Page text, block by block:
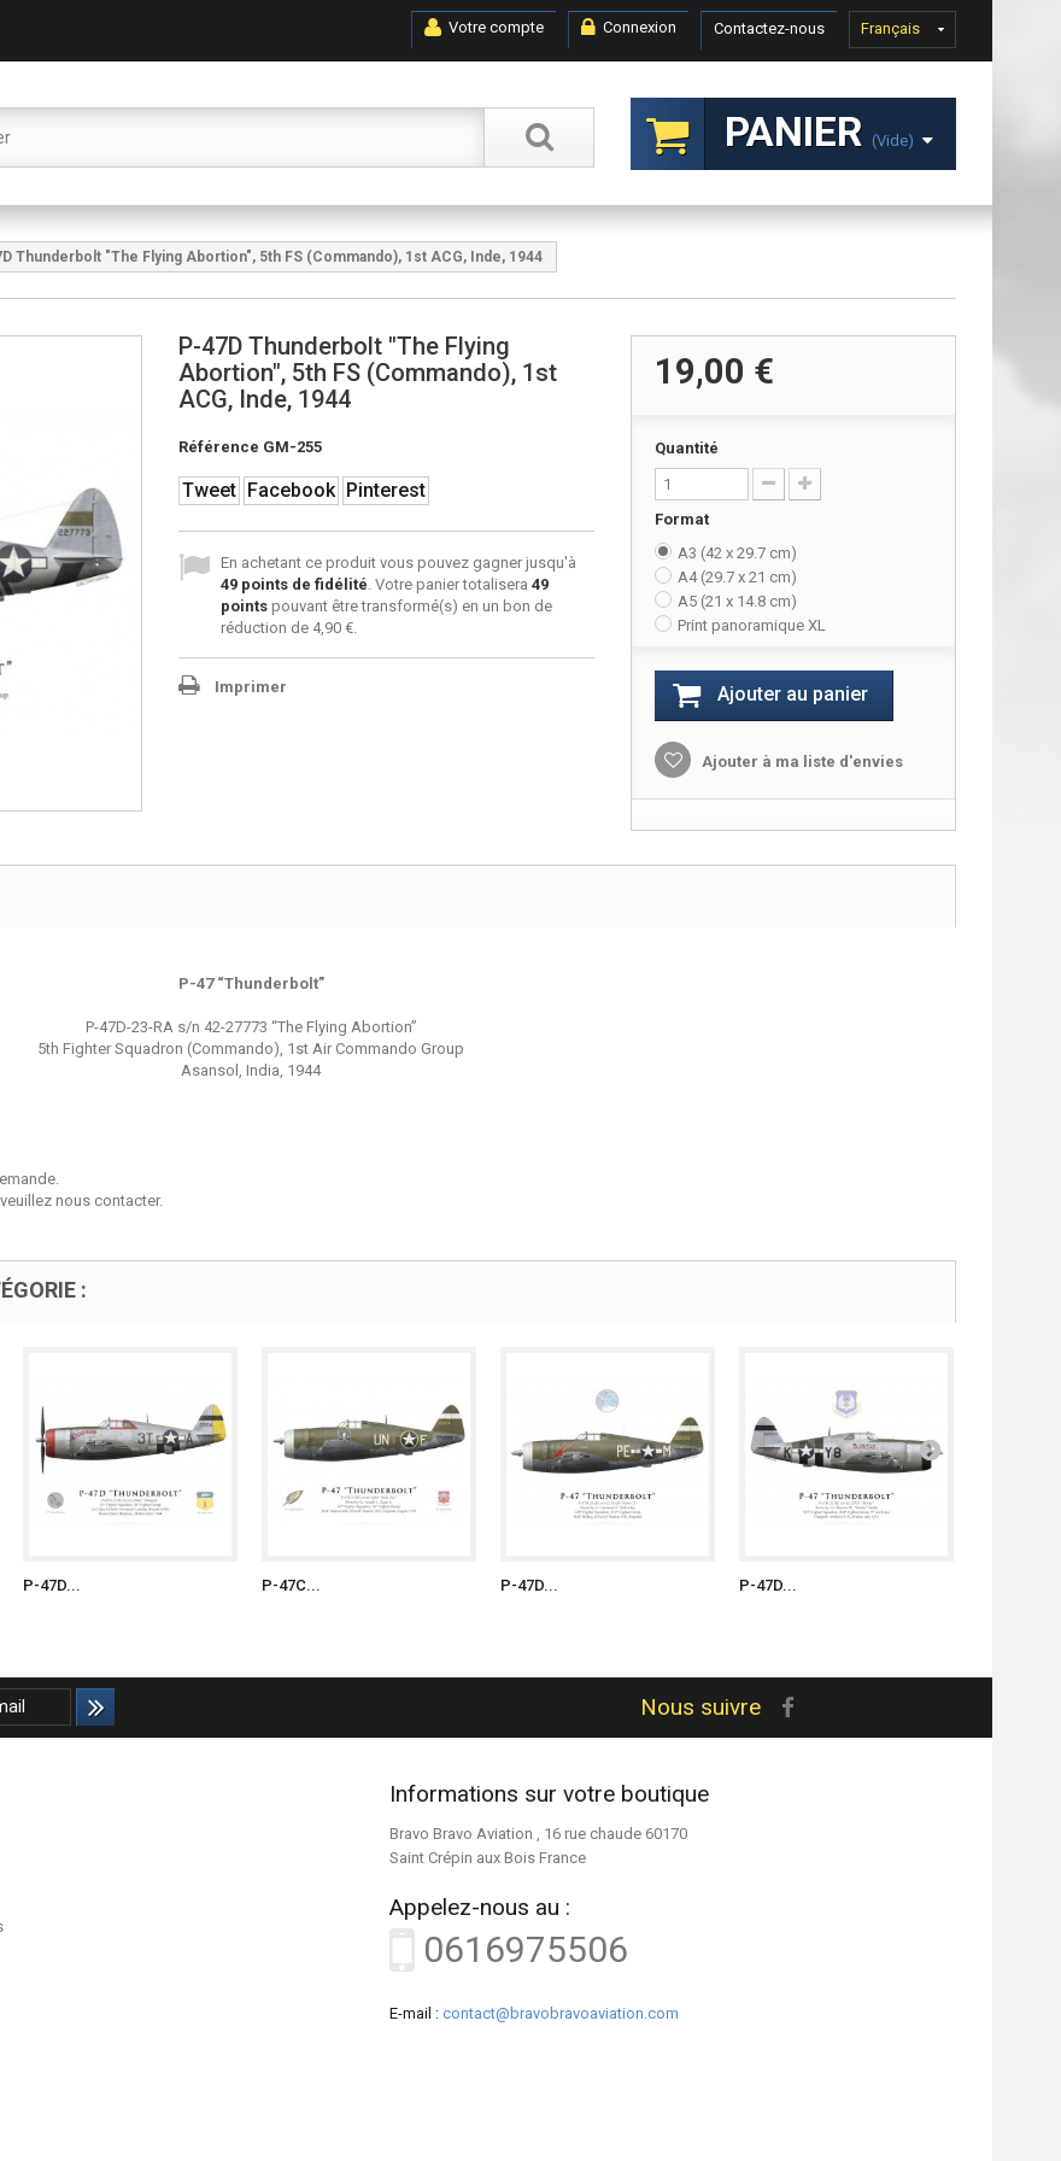
Français
Contactez-nous
Connexion
Votre compte
PANIER (vide)
Thunderbolt "The Flying Abortion", 5th FS (Commando), 1st ACG, Inde, 1944
P-47D Thunderbolt "The Flying
Abortion", 5th FS (Commando), 1st
ACG, Inde, 1944
Référence GM-255
Tweet Facebook Pinterest
En achetant ce produit vous pouvez gagner jusqu'à
49points de fidélité. Votre panier totalisera 49
pointspouvant être transformé(s) en un bon de
réduction de 4,90 €.
Imprimer
19,00 €
Quantité
Format
A3 (42 x 29.7 cm)
A4 (29.7 x 21 cm)
A5 (21 x 14.8 cm)
Print panoramique XL
Ajouter au panier
Ajouter à ma liste d'envies
P-47 “Thunderbolt”
P-47D-23-RA s/n 42-27773 “The Flying Abortion”
5th Fighter Squadron (Commando), 1st Air Commando Group
Asansol, India, 1944
nous contacter.
:
P-47D... P-47C... P-47D... P-47D...
Nous suivre
Informations sur votre boutique
Bravo Bravo Aviation , 16 rue chaude 60170
Saint Crépin aux Bois France
Appelez-nous au :
0616975506
E-mail : contact@bravobravoaviation.com